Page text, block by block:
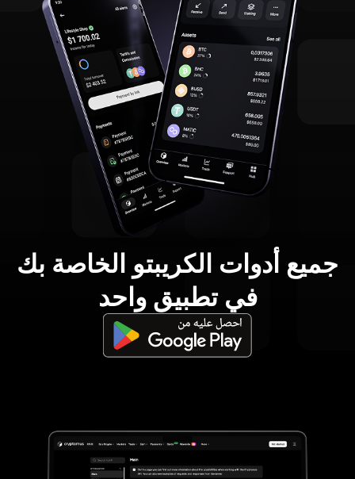
جميع أدوات الكريبتو الخاصة بك
في تطبيق واحد